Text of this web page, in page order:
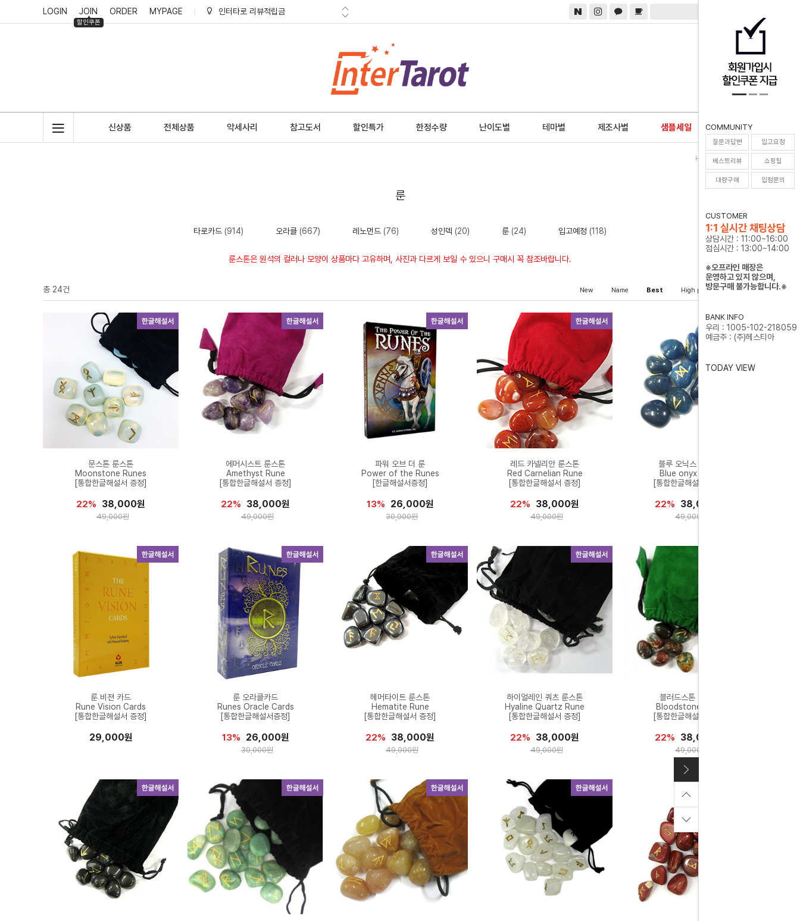
LOGIN JOIN
할인쿠폰
ORDER MYPAGE
인터타로 리뷰적립금
신상품 전체상품 악세사리 참고도서 할인특가 한정수량 난이도별 테마별 제조사별 샘플세일 0
COMMUNITY
질문과답변 입고요청
베스트리뷰 쇼핑팁
대량구매 입점문의
CUSTOMER
1:1 실시간 채팅상담
상담시간 : 11:00~16:00
점심시간 : 13:00~14:00
※오프라인 매장은
운영하고 있지 않으며,
방문구매 불가능합니다.※
BANK INFO
우리 : 1005-102-218059
예금주 : (주)헤스티아
TODAY VIEW
Home > 전체상품
룬
타로카드 (914) 오라클 (667) 레노먼드 (76) 성인덱 (20) 룬 (24) 입고예정 (118)
룬스톤은 원석의 컬러나 모양이 상품마다 고유하며, 사진과 다르게 보일 수 있으니 구매시 꼭 참조바랍니다.
총 24건 New Name Best High price Low price
문스톤 룬스톤
Moonstone Runes
[통합한글해설서 증정]
22% 38,000원
49,000원
에머시스트 룬스톤
Amethyst Rune
[통합한글해설서 증정]
22% 38,000원
49,000원
파워 오브 더 룬
Power of the Runes
[한글해설서증정]
13% 26,000원
30,000원
레드 카넬리안 룬스톤
Red Carnelian Rune
[통합한글해설서 증정]
22% 38,000원
49,000원
블루 오닉스 룬스톤
Blue onyx Rune
[통합한글해설서 증정]
22% 38,000원
49,000원
룬 비젼 카드
Rune Vision Cards
[통합한글해설서 증정]
29,000원
룬 오라클카드
Runes Oracle Cards
[통합한글해설서증정]
13% 26,000원
30,000원
헤머타이트 룬스톤
Hematite Rune
[통합한글해설서 증정]
22% 38,000원
49,000원
하이얼레인 쿼츠 룬스톤
Hyaline Quartz Rune
[통합한글해설서 증정]
22% 38,000원
49,000원
블러드스톤 룬스톤
Bloodstone Rune
[통합한글해설서 증정]
22% 38,000원
49,000원